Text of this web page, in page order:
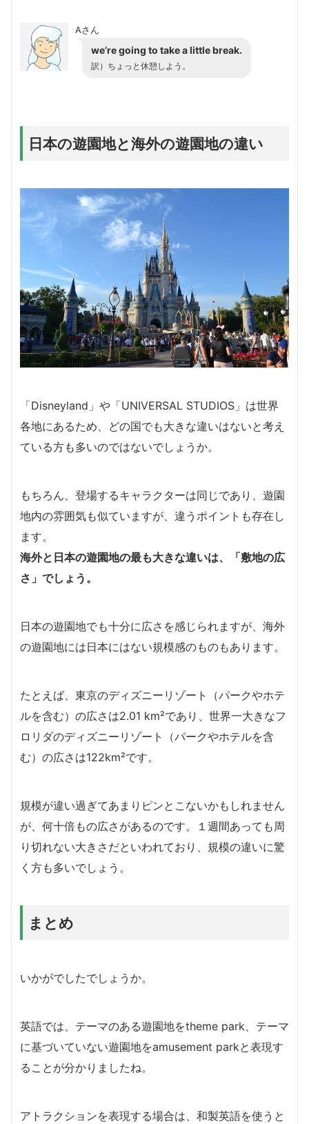
Aさん
we’re going to take a little break.
訳）ちょっと休憩しよう。
日本の遊園地と海外の遊園地の違い
「Disneyland」や「UNIVERSAL STUDIOS」は世界
各地にあるため、どの国でも大きな違いはないと考え
ている方も多いのではないでしょうか。
もちろん、登場するキャラクターは同じであり、遊園
地内の雰囲気も似ていますが、違うポイントも存在し
ます。
海外と日本の遊園地の最も大きな違いは、「敷地の広
さ」でしょう。
日本の遊園地でも十分に広さを感じられますが、海外
の遊園地には日本にはない規模感のものもあります。
たとえば、東京のディズニーリゾート（パークやホテ
ルを含む）の広さは2.01 km²であり、世界一大きなフ
ロリダのディズニーリゾート（パークやホテルを含
む）の広さは122km²です。
規模が違い過ぎてあまりピンとこないかもしれません
が、何十倍もの広さがあるのです。１週間あっても周
り切れない大きさだといわれており、規模の違いに驚
く方も多いでしょう。
まとめ
いかがでしたでしょうか。
英語では、テーマのある遊園地をtheme park、テーマ
に基づいていない遊園地をamusement parkと表現す
ることが分かりましたね。
アトラクションを表現する場合は、和製英語を使うと